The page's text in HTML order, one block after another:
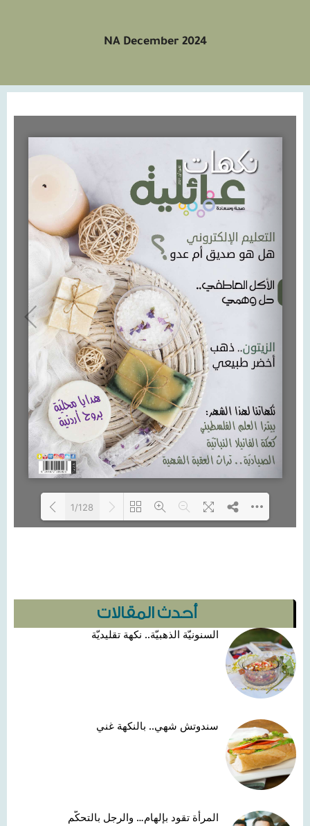
NA December 2024
أحدث المقالات
السنونيّة الذهبيّة.. نكهة تقليديّة
سندوتش شهي.. بالنكهة غني
المرأة تقود بإلهام… والرجل بالتحكّم
1/128